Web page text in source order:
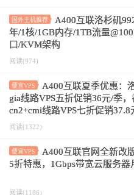
国外主机推荐
A400互联洛杉矶
年/1核/1GB内存/1TB流量
口/KVM架构
阅读(974)
便宜VPS
A400互联夏季优惠：
gia线路VPS五折促销36元/季，
cn2+cmi线路VPS七折促销37.8
阅读(1322)
便宜VPS
A400互联官网全新改
5折特惠，1Gbps带宽云服务器
阅读(1186)